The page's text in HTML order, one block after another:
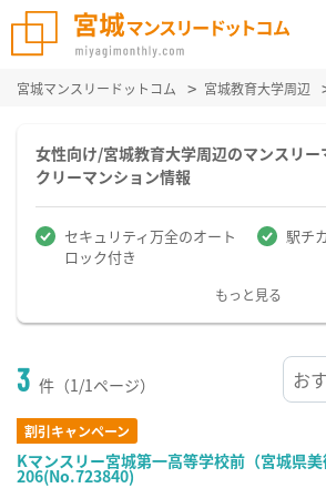
宮城マンスリードットコム 宮城教育大学周辺
女性向け/宮城教育大学周辺のマンスリ
クリーマンション情報
セキュリティ万全のオート
ロック付き
駅チ
もっと見る
3 件（1/1ページ）
割引キャンペーン
Kマンスリー宮城第一高等学校前（宮城県美
206(No.723840)